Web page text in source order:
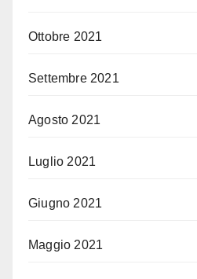
Ottobre 2021
Settembre 2021
Agosto 2021
Luglio 2021
Giugno 2021
Maggio 2021